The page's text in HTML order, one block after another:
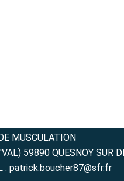
MUSCULATION
59890 QUESNOY SUR
patrick.boucher87@sfr.fr